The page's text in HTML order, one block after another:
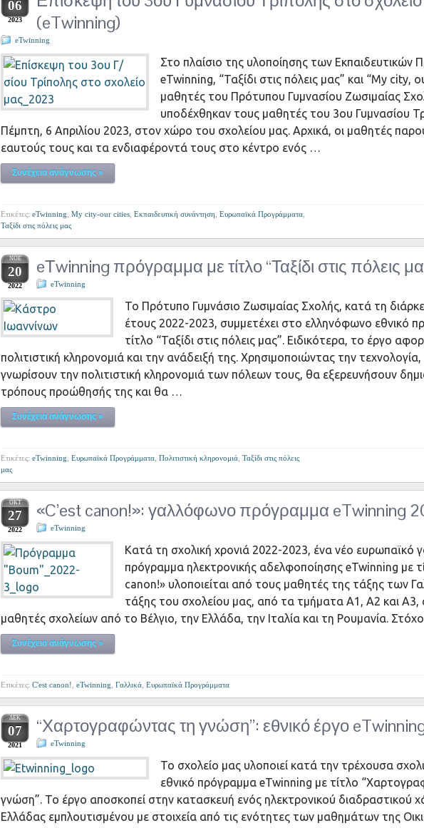
06
2023
(eTwinning)
eTwinning
Στο πλαίσιο της υλοποίησης των Εκπαιδευτικών
eTwinning, “Ταξίδι στις πόλεις μας” και “My city,
μαθητές του Πρότυπου Γυμνασίου Ζωσιμαίας
υποδέχθηκαν τους μαθητές του 3ου Γυμνασίου
Πέμπτη, 6 Απριλίου 2023, στον χώρο του σχολείου μας. Αρχικά, οι μαθητές
εαυτούς τους και τα ενδιαφέροντά τους στο κέντρο ενός …
Συνέχεια ανάγνωσης »
Ετικέτες: eTwinning My city-our cities Εκπαιδευτική συνάντηση Ευρωπαϊκά Προγράμματα
Ταξίδι στις πόλεις μας
ΝΟΈ
20
2022
eΤwinning πρόγραμμα με τίτλο “Ταξίδι στις πόλεις
eTwinning
Το Πρότυπο Γυμνάσιο Ζωσιμαίας Σχολής, κατά τη
έτους 2022-2023, συμμετέχει στο ελληνόφωνο εθνικό
τίτλο “Ταξίδι στις πόλεις μας”. Ειδικότερα, το έργο
πολιτιστική κληρονομιά και την ανάδειξή της. Χρησιμοποιώντας την
γνωρίσουν την πολιτιστική κληρονομιά των πόλεων τους, θα εξερευνήσουν
τρόπους προώθησής της και θα …
Συνέχεια ανάγνωσης »
Ετικέτες: eTwinning Ευρωπαϊκά Προγράμματα Πολιτιστική κληρονομιά Ταξίδι στις πόλεις
μας
ΟΚΤ
27
2022
«C’est canon!»: γαλλόφωνο πρόγραμμα eTwinning
eTwinning
Κατά τη σχολική χρονιά 2022-2023, ένα νέο ευρωπαϊκό
πρόγραμμα ηλεκτρονικής αδελφοποίησης eTwinning με
canon!» υλοποιείται από τους μαθητές της τάξης των
τάξης του σχολείου μας, από τα τμήματα Α1, Α2 και Α3,
μαθητές σχολείων από το Βέλγιο, την Ελλάδα, την Ιταλία και τη Ρουμανία.
Συνέχεια ανάγνωσης »
Ετικέτες: C'est canon! eTwinning Γαλλικά Ευρωπαϊκά Προγράμματα
ΔΕΚ
07
2021
“Χαρτογραφώντας τη γνώση”: εθνικό έργο
eTwinning
Το σχολείο μας υλοποιεί κατά την τρέχουσα
εθνικό πρόγραμμα eTwinning με τίτλο
γνώση”. Το έργο αποσκοπεί στην κατασκευή ενός ηλεκτρονικού διαδραστικού
Ελλάδας εμπλουτισμένου με στοιχεία από τις ενότητες των μαθημάτων της